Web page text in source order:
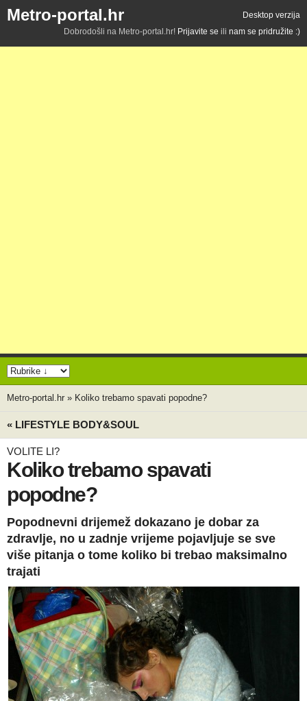
Metro-portal.hr
Desktop verzija
Dobrodošli na Metro-portal.hr! Prijavite se ili nam se pridružite :)
Metro-portal.hr » Koliko trebamo spavati popodne?
« LIFESTYLE BODY&SOUL
VOLITE LI?
Koliko trebamo spavati
popodne?
Popodnevni drijemež dokazano je dobar za
zdravlje, no u zadnje vrijeme pojavljuje se sve
više pitanja o tome koliko bi trebao maksimalno
trajati